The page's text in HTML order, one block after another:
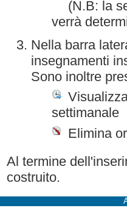
(N.B: la
verrà
Nella barra
insegnamenti
Sono inoltre
settimanale
Elimina
Al termine
costruito.